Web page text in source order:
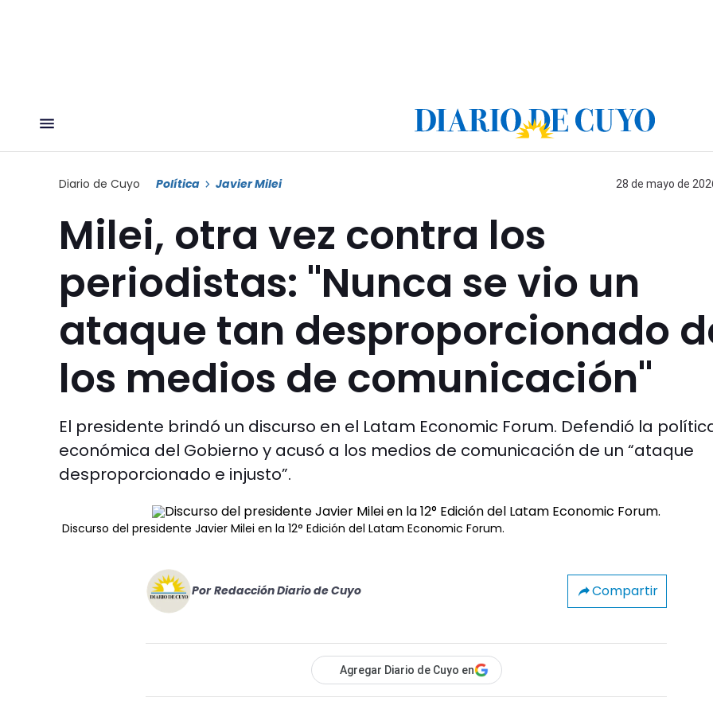
Diario de Cuyo Política Javier Milei 28 de mayo de
Milei, otra vez contra los
periodistas: "Nunca se vio un
ataque tan desproporcionado
los medios de comunicación"
El presidente brindó un discurso en el Latam Economic Forum. Defendió la
económica del Gobierno y acusó a los medios de comunicación de un “ataque
desproporcionado e injusto”.
Discurso del presidente Javier Milei en la 12° Edición del Latam Economic Forum.
Por Redacción Diario de Cuyo Compartir
Agregar Diario de Cuyo en